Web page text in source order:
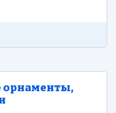
орнаменты,